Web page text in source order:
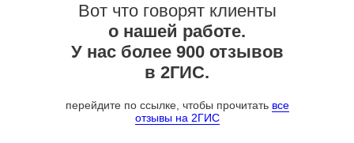
Вот что говорят клиенты
о нашей работе.
У нас более 900 отзывов
в 2ГИС.
перейдите по ссылке, чтобы прочитать все
отзывы на 2ГИС